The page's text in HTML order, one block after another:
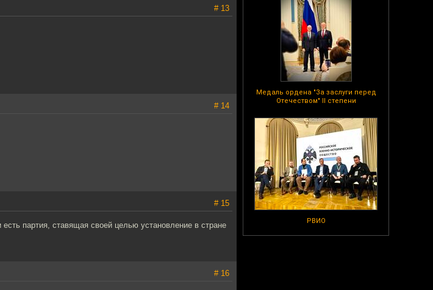
Медаль ордена "За заслуги перед
Отечеством" II степени
РВИО
# 13
# 14
# 15
партия, ставящая своей целью установление в стране
# 16